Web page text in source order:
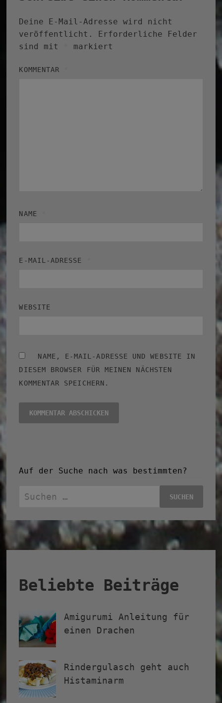
Deine E-Mail-Adresse wird nicht
veröffentlicht.
Erforderliche Felder
sind mit
markiert
KOMMENTAR
NAME
E-MAIL-ADRESSE
WEBSITE
NAME, E-MAIL-ADRESSE UND WEBSITE IN
DIESEM BROWSER FÜR MEINEN NÄCHSTEN
KOMMENTAR SPEICHERN.
Auf der Suche nach was bestimmten?
Suchen
Beliebte Beiträge
Amigurumi Anleitung für
einen Drachen
Rindergulasch geht auch
Histaminarm